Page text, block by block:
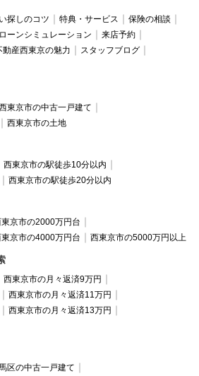
探しのコツ 特典・サービス
保険の相談
ローンシミュレーション
来店予約
動産西東京の魅力
スタッフブログ
東京市の中古一戸建て
西東京市の土地
西東京市の駅徒歩10分以内
西東京市の駅徒歩20分以内
京市の2000万円台
京市の4000万円台 西東京市の5000万円以上
西東京市の月々返済9万円
西東京市の月々返済11万円
西東京市の月々返済13万円
区の中古一戸建て